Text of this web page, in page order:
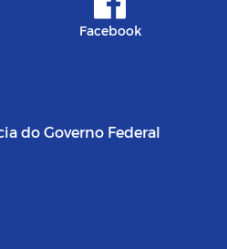
Facebook
do Governo Federal